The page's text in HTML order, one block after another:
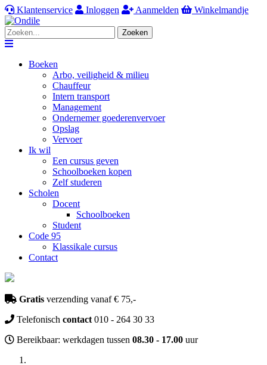
Klantenservice Inloggen Aanmelden Winkelmandje
Zoeken
Navigation
Boeken
Arbo, veiligheid & milieu
Chauffeur
Intern transport
Management
Ondernemer goederenvervoer
Opslag
Vervoer
Ik wil
Een cursus geven
Schoolboeken kopen
Zelf studeren
Scholen
Docent
Schoolboeken
Student
Code 95
Klassikale cursus
Contact
Gratis verzending vanaf € 75,-
Telefonisch contact 010 - 264 30 33
Bereikbaar: werkdagen tussen 08.30 - 17.00 uur